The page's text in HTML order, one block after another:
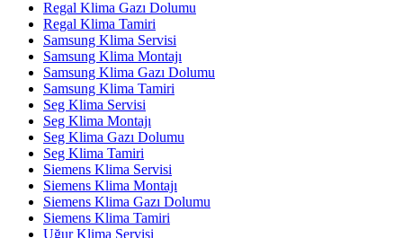
Regal Klima Gazı Dolumu
Regal Klima Tamiri
Samsung Klima Servisi
Samsung Klima Montajı
Samsung Klima Gazı Dolumu
Samsung Klima Tamiri
Seg Klima Servisi
Seg Klima Montajı
Seg Klima Gazı Dolumu
Seg Klima Tamiri
Siemens Klima Servisi
Siemens Klima Montajı
Siemens Klima Gazı Dolumu
Siemens Klima Tamiri
Uğur Klima Servisi